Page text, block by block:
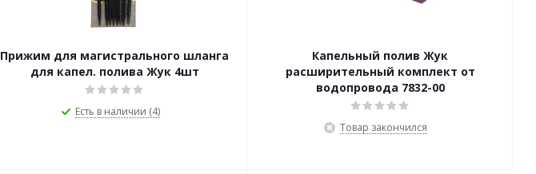
Прижим для магистрального шланга
для капел. полива Жук 4шт
Есть в наличии (4)
Капельный полив Жук
расширительный комплект от
водопровода 7832-00
Товар закончился